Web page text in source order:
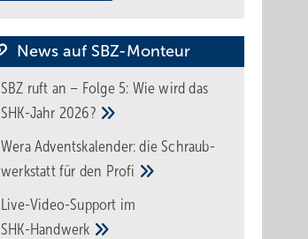
News auf SBZ-Monteur
SBZ ruft an – Folge 5: Wie wird das
SHK-Jahr 2026?
Wera Adventskalender: die Schraub­
werk­statt für den Pro­fi
Live-Video-Support im
SHK-Handwerk